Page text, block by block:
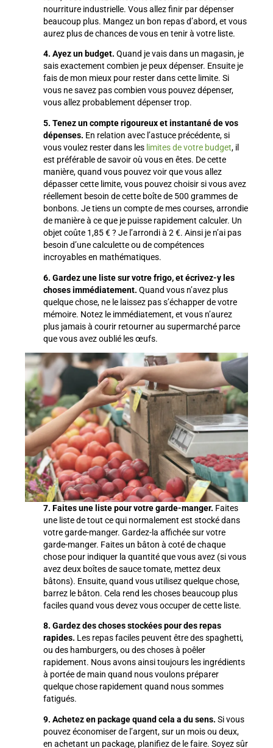
nourriture industrielle. Vous allez finir par dépenser
beaucoup plus. Mangez un bon repas d’abord, et vous
aurez plus de chances de vous en tenir à votre liste.
4. Ayez un budget. Quand je vais dans un magasin, je
sais exactement combien je peux dépenser. Ensuite je
fais de mon mieux pour rester dans cette limite. Si
vous ne savez pas combien vous pouvez dépenser,
vous allez probablement dépenser trop.
5. Tenez un compte rigoureux et instantané de vos
dépenses. En relation avec l’astuce précédente, si
vous voulez rester dans les limites de votre budget, il
est préférable de savoir où vous en êtes. De cette
manière, quand vous pouvez voir que vous allez
dépasser cette limite, vous pouvez choisir si vous avez
réellement besoin de cette boîte de 500 grammes de
bonbons. Je tiens un compte de mes courses, arrondie
de manière à ce que je puisse rapidement calculer. Un
objet coûte 1,85 € ? Je l’arrondi à 2 €. Ainsi je n’ai pas
besoin d’une calculette ou de compétences
incroyables en mathématiques.
6. Gardez une liste sur votre frigo, et écrivez-y les
choses immédiatement. Quand vous n’avez plus
quelque chose, ne le laissez pas s’échapper de votre
mémoire. Notez le immédiatement, et vous n’aurez
plus jamais à courir retourner au supermarché parce
que vous avez oublié les œufs.
7. Faites une liste pour votre garde-manger. Faites
une liste de tout ce qui normalement est stocké dans
votre garde-manger. Gardez-la affichée sur votre
garde-manger. Faites un bâton à coté de chaque
chose pour indiquer la quantité que vous avez (si vous
avez deux boîtes de sauce tomate, mettez deux
bâtons). Ensuite, quand vous utilisez quelque chose,
barrez le bâton. Cela rend les choses beaucoup plus
faciles quand vous devez vous occuper de cette liste.
8. Gardez des choses stockées pour des repas
rapides. Les repas faciles peuvent être des spaghetti,
ou des hamburgers, ou des choses à poêler
rapidement. Nous avons ainsi toujours les ingrédients
à portée de main quand nous voulons préparer
quelque chose rapidement quand nous sommes
fatigués.
9. Achetez en package quand cela a du sens. Si vous
pouvez économiser de l’argent, sur un mois ou deux,
en achetant un package, planifiez de le faire. Soyez sûr